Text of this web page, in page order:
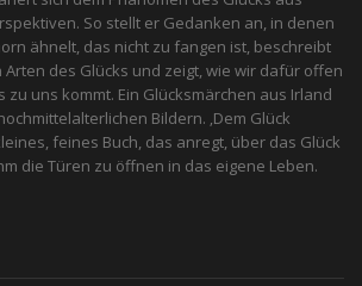
So stellt er Gedanken an, in denen
ähnelt, das nicht zu fangen ist, beschreibt
des Glücks und zeigt, wie wir dafür offen
zu uns kommt. Ein Glücksmärchen aus Irland
Bildern. ‚Dem Glück
feines Buch, das anregt, über das Glück
die Türen zu öffnen in das eigene Leben.